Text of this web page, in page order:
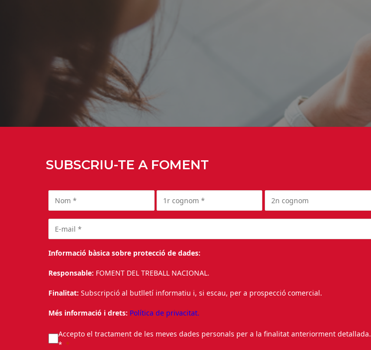
SUBSCRIU-TE A FOMENT
Informació bàsica sobre protecció de dades:
Responsable: FOMENT DEL TREBALL NACIONAL.
Finalitat: Subscripció al butlletí informatiu i, si escau, per a prospecció comercial.
Més informació i drets: Política de privacitat.
Accepto el tractament de les meves dades personals per a la finalitat anteriorment detallada.
*